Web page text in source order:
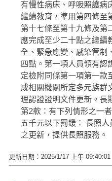
有慢性病床、呼吸照護病
繼續教育，準用第四條至
第十七條至第十九條及第
應完成至少二十點之繼續
全、緊急應變、感染管制
四點。第一項人員領有認
定檢附同條第一項第一款
成相關機關所定多元族群
理認證證明文件更新。長
第2款：有下列情形之一
五千元以下罰鍰： 長照
之更新，提供長照服務。
更新日期：2025/1/17 上午 09:40:01